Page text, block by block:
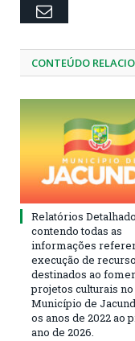
Email
CONTEÚDO
Relatórios
contendo todas as
informações
execução de
destinados ao
projetos culturais no
Município de
os anos de 2022 ao
ano de 2026.